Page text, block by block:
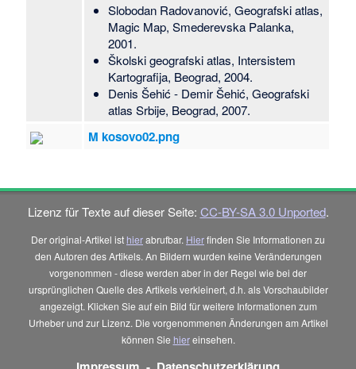
Slobodan Radovanović, Geografski atlas,
Magic Map, Smederevska Palanka,
2001.
Školski geografski atlas, Intersistem
Kartografija, Beograd, 2004.
Denis Šehić - Demir Šehić, Geografski
atlas Srbije, Beograd, 2007.
M kosovo02.png
Lizenz für Texte auf dieser Seite: CC-BY-SA 3.0 Unported.
Der original-Artikel ist hierabrufbar. Hierfinden Sie Informationen zu
den Autoren des Artikels. An Bildern wurden keine Veränderungen
vorgenommen - diese werden aber in der Regel wie bei der
ursprünglichen Quelle des Artikels verkleinert, d.h. als Vorschaubilder
angezeigt. Klicken Sie auf ein Bild für weitere Informationen zum
Urheber und zur Lizenz. Die vorgenommenen Änderungen am Artikel
können Sie hiereinsehen.